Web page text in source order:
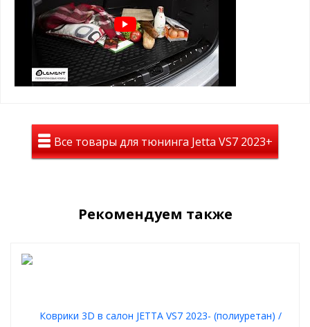
Все товары для тюнинга Jetta VS7 2023+
Рекомендуем также